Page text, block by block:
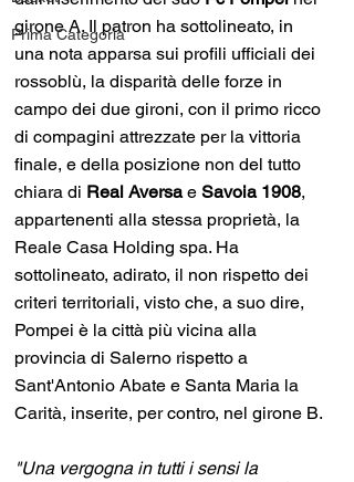
Prima Categoria
girone A. Il patron ha sottolineato, in
una nota apparsa sui profili ufficiali dei
rossoblù, la disparità delle forze in
campo dei due gironi, con il primo ricco
di compagini attrezzate per la vittoria
finale, e della posizione non del tutto
chiara di Real Aversa e Savoia 1908,
appartenenti alla stessa proprietà, la
Reale Casa Holding spa. Ha
sottolineato, adirato, il non rispetto dei
criteri territoriali, visto che, a suo dire,
Pompei è la città più vicina alla
provincia di Salerno rispetto a
Sant'Antonio Abate e Santa Maria la
Carità, inserite, per contro, nel girone B.
"Una vergogna in tutti i sensi la